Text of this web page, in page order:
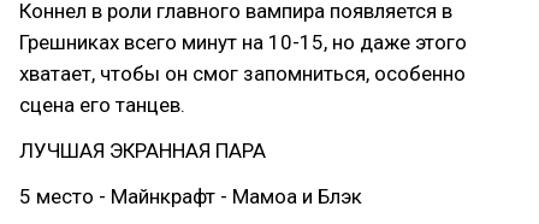
Коннел в роли главного вампира появляется в
Грешниках всего минут на 10-15, но даже этого
хватает, чтобы он смог запомниться, особенно
сцена его танцев.
ЛУЧШАЯ ЭКРАННАЯ ПАРА
5 место - Майнкрафт - Мамоа и Блэк